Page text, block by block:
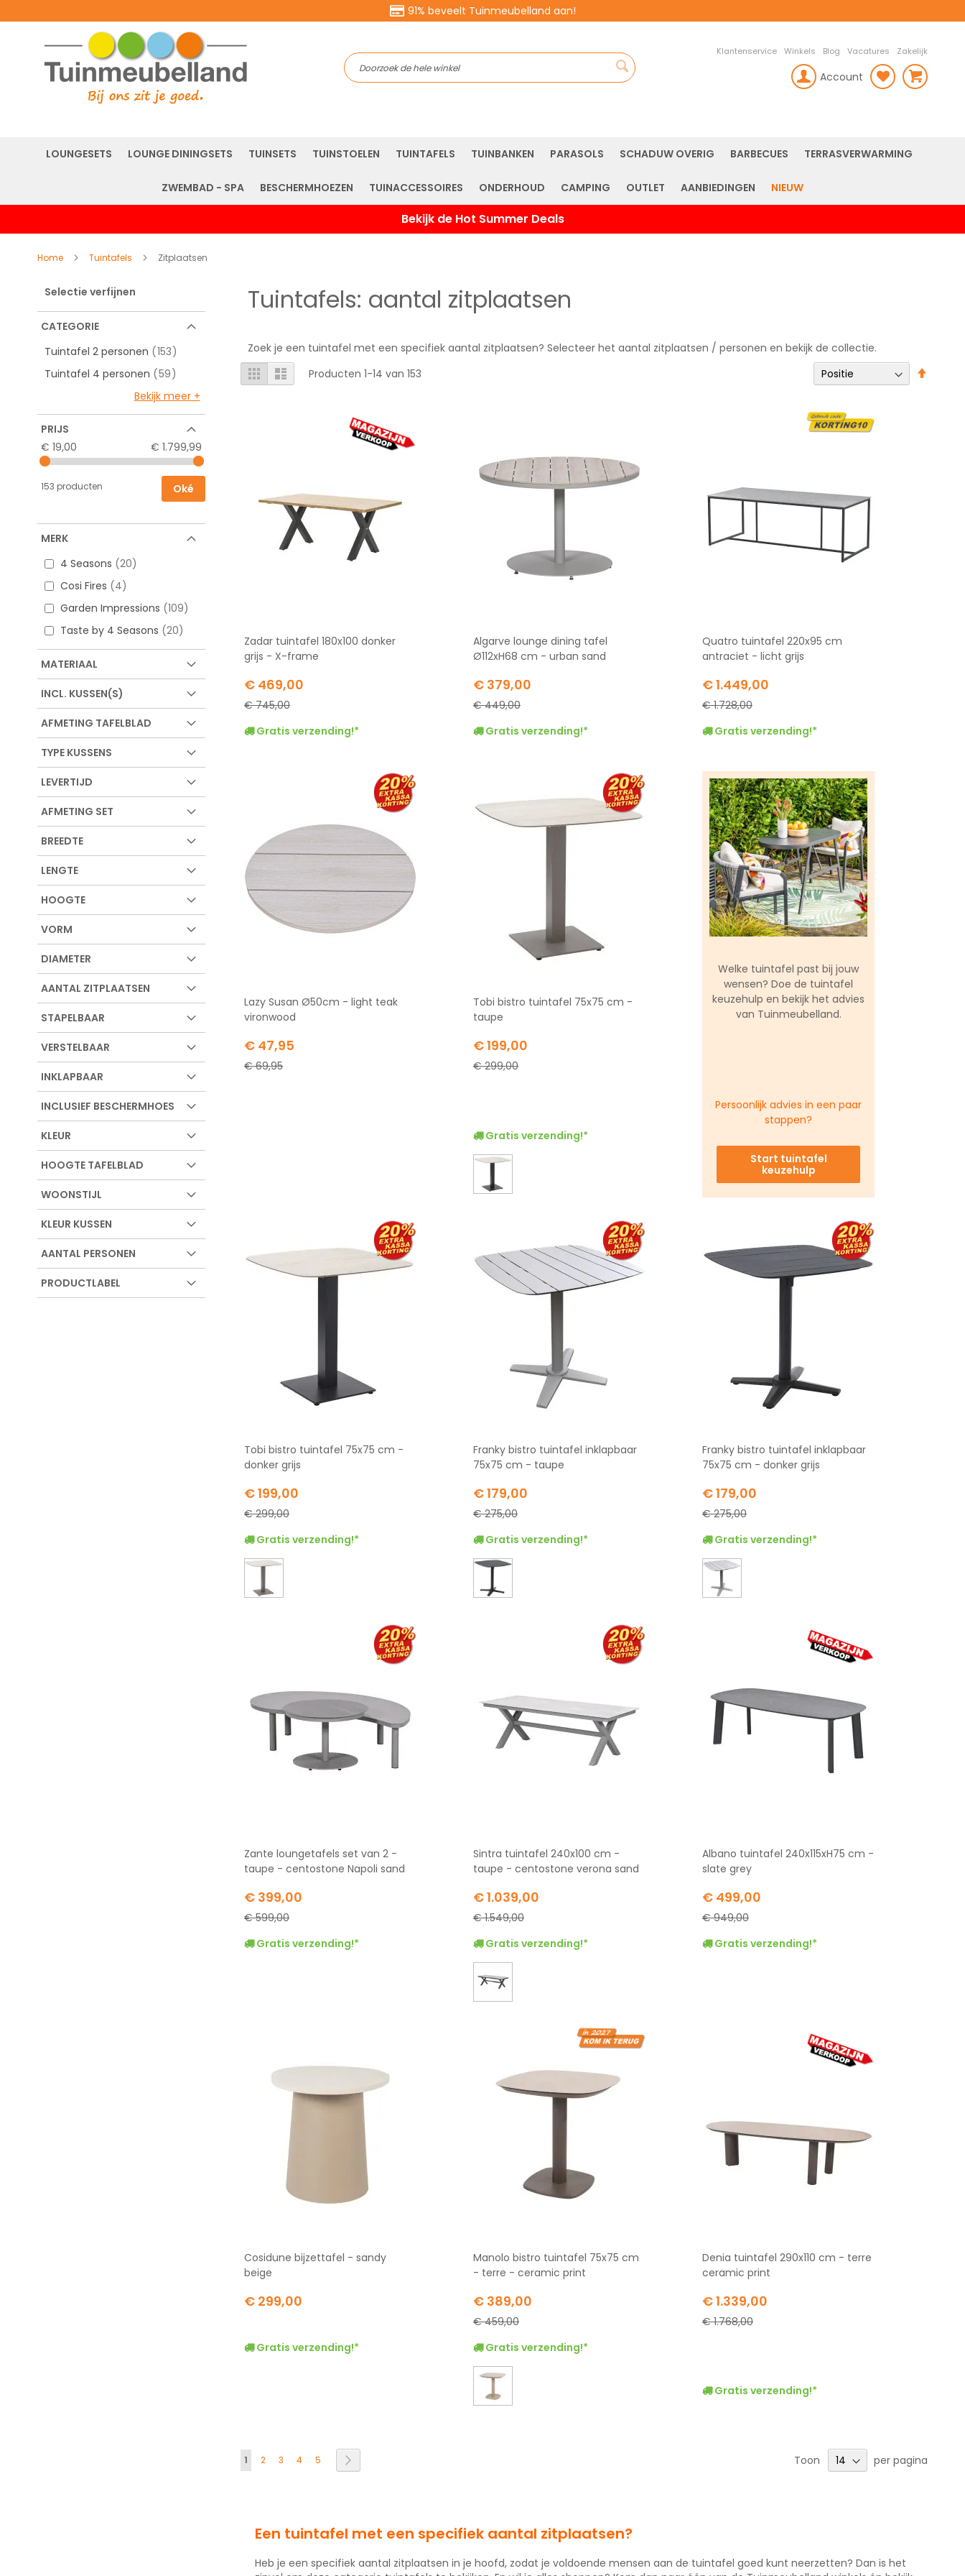
91% beveelt Tuinmeubelland aan!
Search
Klantenservice Winkels Blog Vacatures Zakelijk
Account
LOUNGESETS LOUNGE DININGSETS TUINSETS TUINSTOELEN TUINTAFELS TUINBANKEN PARASOLS SCHADUW OVERIG BARBECUES TERRASVERWARMING
ZWEMBAD - SPA BESCHERMHOEZEN TUINACCESSOIRES ONDERHOUD CAMPING OUTLET AANBIEDINGEN NIEUW
Bekijk de Hot Summer Deals
Home Tuintafels Zitplaatsen
Tuintafels: aantal zitplaatsen
Zoek je een tuintafel met een specifiek aantal zitplaatsen? Selecteer het aantal zitplaatsen / personen en bekijk de collectie.
Tonen
als
Foto-
tabel
Lijst Producten1-14 van153
Zadar tuintafel 180x100 donker
grijs - X-frame
Special
Price
€ 469,00
€ 745,00
Gratis verzending!*
Algarve lounge dining tafel
Ø112xH68 cm - urban sand
Special
Price
€ 379,00
€ 449,00
Gratis verzending!*
Quatro tuintafel 220x95 cm
antraciet - licht grijs
Special
Price
€ 1.449,00
€ 1.728,00
Gratis verzending!*
Lazy Susan Ø50cm - light teak
vironwood
Special
Price
€ 47,95
€ 69,95
Tobi bistro tuintafel 75x75 cm -
taupe
Special
Price
€ 199,00
€ 299,00
Gratis verzending!*
Welke tuintafel past bij jouw
wensen? Doe de tuintafel
keuzehulp en bekijk het advies
van Tuinmeubelland.
Persoonlijk advies in een paar
stappen?
Start tuintafel
keuzehulp
Tobi bistro tuintafel 75x75 cm -
donker grijs
Special
Price
€ 199,00
€ 299,00
Gratis verzending!*
Franky bistro tuintafel inklapbaar
75x75 cm - taupe
Special
Price
€ 179,00
€ 275,00
Gratis verzending!*
Franky bistro tuintafel inklapbaar
75x75 cm - donker grijs
Special
Price
€ 179,00
€ 275,00
Gratis verzending!*
Zante loungetafels set van 2 -
taupe - centostone Napoli sand
Special
Price
€ 399,00
€ 599,00
Gratis verzending!*
Sintra tuintafel 240x100 cm -
taupe - centostone verona sand
Special
Price
€ 1.039,00
€ 1.549,00
Gratis verzending!*
Albano tuintafel 240x115xH75 cm -
slate grey
Special
Price
€ 499,00
€ 949,00
Gratis verzending!*
Cosidune bijzettafel - sandy
beige
€ 299,00
Gratis verzending!*
Manolo bistro tuintafel 75x75 cm
- terre - ceramic print
Special
Price
€ 389,00
€ 459,00
Gratis verzending!*
Denia tuintafel 290x110 cm - terre
ceramic print
Special
Price
€ 1.339,00
€ 1.768,00
Gratis verzending!*
Pagina
U lees momenteel pagina
1 Pagina
2 Pagina
3 Pagina
4 Pagina
5 Toon per pagina
Een tuintafel met een specifiek aantal zitplaatsen?
Heb je een specifiek aantal zitplaatsen in je hoofd, zodat je voldoende mensen aan de tuintafel goed kunt neerzetten? Dan is het
Selectie verfijnen
CATEGORIE
Tuintafel 2 personen 153producten
Tuintafel 4 personen 59producten
Bekijk meer
PRIJS
€ 19,00
€ 1.799,99
153 producten Oké
MERK
4 Seasons 20
Cosi Fires
4
Garden Impressions 109
Taste by 4 Seasons 20
MATERIAAL
INCL. KUSSEN(S)
AFMETING TAFELBLAD
TYPE KUSSENS
LEVERTIJD
AFMETING SET
BREEDTE
LENGTE
HOOGTE
VORM
DIAMETER
AANTAL ZITPLAATSEN
STAPELBAAR
VERSTELBAAR
INKLAPBAAR
INCLUSIEF BESCHERMHOES
KLEUR
HOOGTE TAFELBLAD
WOONSTIJL
KLEUR KUSSEN
AANTAL PERSONEN
PRODUCTLABEL